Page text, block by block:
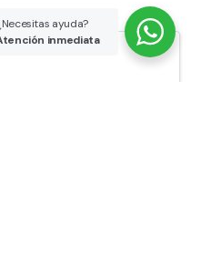
ayuda?
inmediata